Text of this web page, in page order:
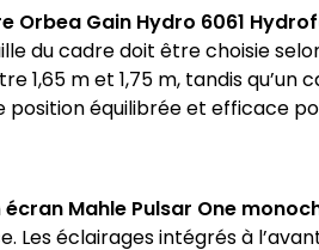
Orbea Gain Hydro 6061
du cadre doit être choisie
1,65 m et 1,75 m, tandis
position équilibrée et efficace
écran Mahle Pulsar One
Les éclairages intégrés à